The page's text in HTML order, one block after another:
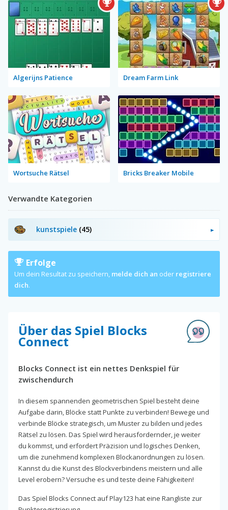
Algerijns Patience Dream Farm Link
Wortsuche Rätsel Bricks Breaker Mobile
Verwandte Kategorien
kunstspiele (45)
Erfolge
Um dein Resultat zu speichern, melde dich an oder registriere
dich.
Über das Spiel Blocks
Connect
Blocks Connect ist ein nettes Denkspiel für
zwischendurch
In diesem spannenden geometrischen Spiel besteht deine
Aufgabe darin, Blöcke statt Punkte zu verbinden! Bewege und
verbinde Blöcke strategisch, um Muster zu bilden und jedes
Rätsel zu lösen. Das Spiel wird herausfordernder, je weiter
du kommst, und erfordert Präzision und logisches Denken,
um die zunehmend komplexen Blockanordnungen zu lösen.
Kannst du die Kunst des Blockverbindens meistern und alle
Level erobern? Versuche es und teste deine Fähigkeiten!
Das Spiel Blocks Connect auf Play123 hat eine Rangliste zur